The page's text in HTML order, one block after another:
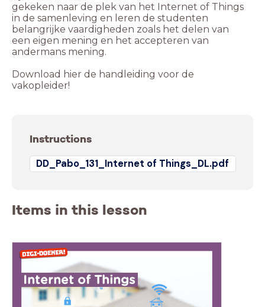
gekeken naar de plek van het Internet of Things
in de samenleving en leren de studenten
belangrijke vaardigheden zoals het delen van
een eigen mening en het accepteren van
andermans mening.
Download hier de handleiding voor de
vakopleider!
Instructions
DD_Pabo_131_Internet of Things_DL.pdf
Items in this lesson
Internet of Things